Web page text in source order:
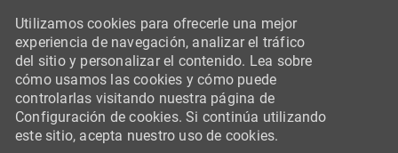
Utilizamos cookies para ofrecerle una mejor
experiencia de navegación, analizar el tráfico
del sitio y personalizar el contenido. Lea sobre
cómo usamos las cookies y cómo puede
controlarlas visitando nuestra página de
Configuración de cookies. Si continúa utilizando
este sitio, acepta nuestro uso de cookies.